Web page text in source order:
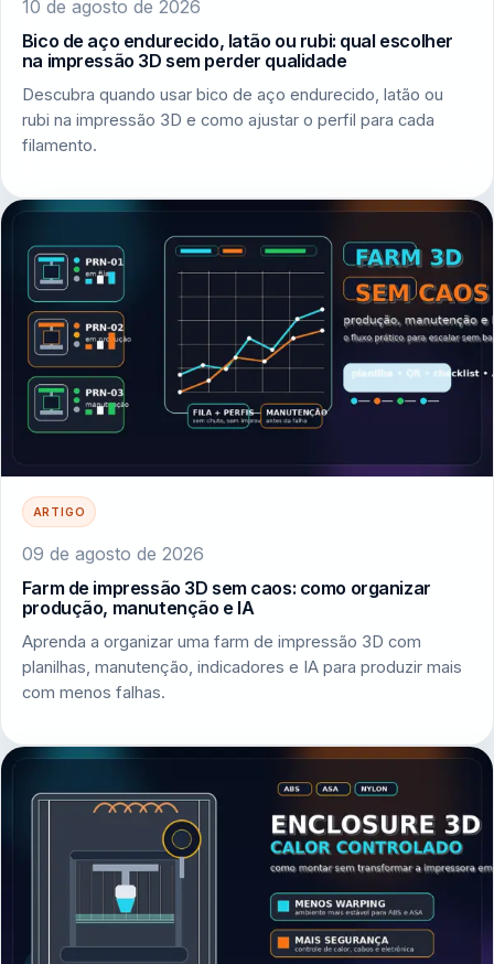
10 de agosto de 2026
Bico de aço endurecido, latão ou rubi: qual escolher
na impressão 3D sem perder qualidade
Descubra quando usar bico de aço endurecido, latão ou
rubi na impressão 3D e como ajustar o perfil para cada
filamento.
ARTIGO
09 de agosto de 2026
Farm de impressão 3D sem caos: como organizar
produção, manutenção e IA
Aprenda a organizar uma farm de impressão 3D com
planilhas, manutenção, indicadores e IA para produzir mais
com menos falhas.